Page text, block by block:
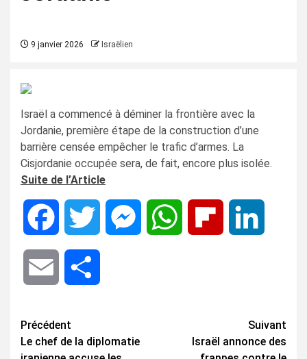
9 janvier 2026 Israëlien
Israël a commencé à déminer la frontière avec la
Jordanie, première étape de la construction d’une
barrière censée empêcher le trafic d’armes. La
Cisjordanie occupée sera, de fait, encore plus isolée.
Suite de l’Article
Facebook Twitter MessengerWhatsApp Flipboard
Email
Navigation
d’article
Précédent
Le chef de la diplomatie
Suivant
Israël annonce des